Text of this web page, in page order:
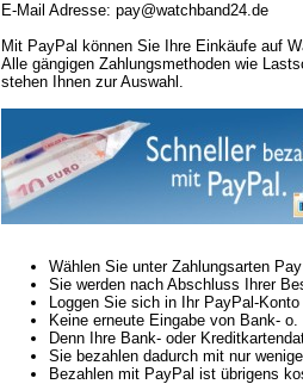
E-Mail Adresse: pay@watchband24.de
Mit PayPal können Sie Ihre Einkäufe auf
Alle gängigen Zahlungsmethoden wie
stehen Ihnen zur Auswahl.
Wählen Sie unter Zahlungsarten
Sie werden nach Abschluss Ihrer
Loggen Sie sich in Ihr PayPal-
Keine erneute Eingabe von Bank-
Denn Ihre Bank- oder
Sie bezahlen dadurch mit nur
Bezahlen mit PayPal ist übrigens